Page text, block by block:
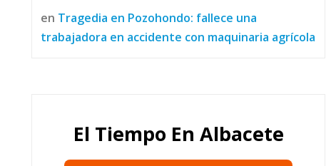
en Tragedia en Pozohondo: fallece una
trabajadora en accidente con maquinaria agrícola
El Tiempo En Albacete